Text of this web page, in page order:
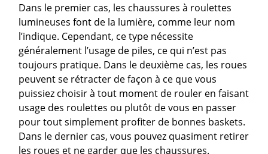
Dans le premier cas, les chaussures à roulettes
lumineuses font de la lumière, comme leur nom
l’indique. Cependant, ce type nécessite
généralement l’usage de piles, ce qui n’est pas
toujours pratique. Dans le deuxième cas, les roues
peuvent se rétracter de façon à ce que vous
puissiez choisir à tout moment de rouler en faisant
usage des roulettes ou plutôt de vous en passer
pour tout simplement profiter de bonnes baskets.
Dans le dernier cas, vous pouvez quasiment retirer
les roues et ne garder que les chaussures.